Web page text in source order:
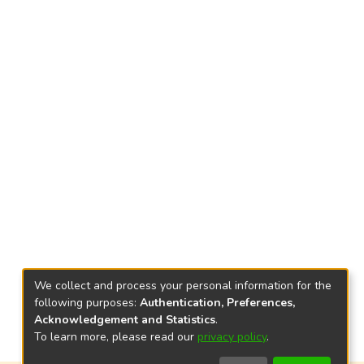
We collect and process your personal information for the
following purposes: Authentication, Preferences,
Acknowledgement and Statistics.
To learn more, please read our privacy policy.